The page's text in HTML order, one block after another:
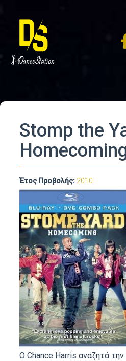
content
Stomp the
Έτος Προβολής: 2010
Ο Chance Harris αναζητά την